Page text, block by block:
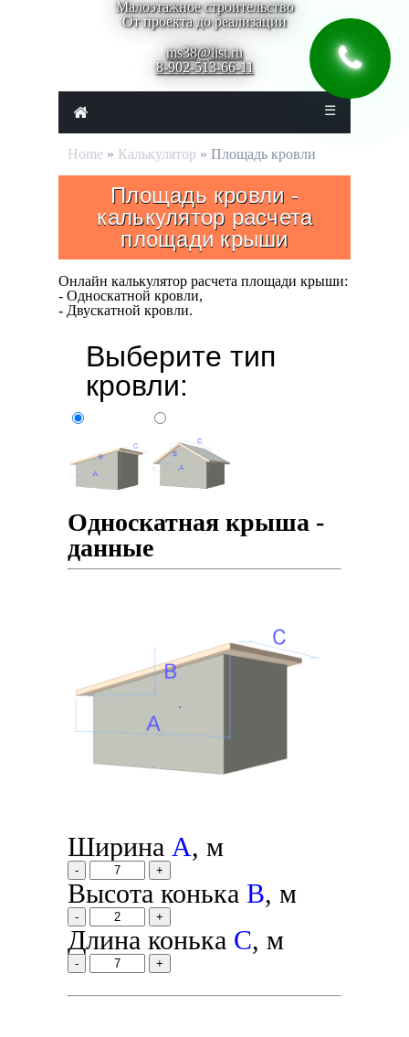
Малоэтажное строительство
От проекта до реализации
ms38@list.ru
8-902-513-66-11
☰
Home » Калькулятор » Площадь кровли
Площадь кровли -
калькулятор расчета
площади крыши
Онлайн калькулятор расчета площади крыши:
- Односкатной кровли,
- Двускатной кровли.
Выберите тип
кровли:
Односкатная крыша -
данные
Ширина A, м
- +
Высота конька B, м
- +
Длина конька C, м
- +